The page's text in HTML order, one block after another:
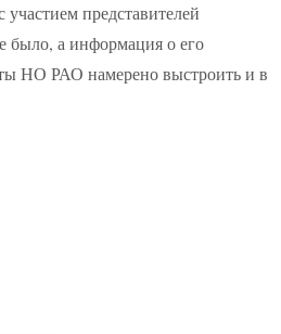
представителей
было, а информация о его
НО РАО намерено выстроить и в